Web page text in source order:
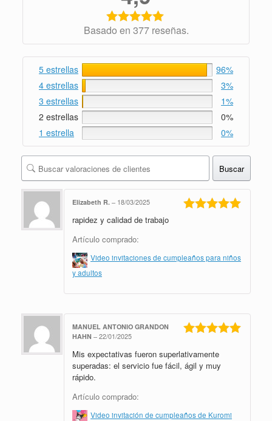
Basado en 377 reseñas.
5 estrellas
96%
4 estrellas
3%
3 estrellas
1%
2 estrellas
0%
1 estrella
0%
Buscar
Elizabeth R. – 18/03/2025
rapidez y calidad de trabajo
Artículo comprado:
Video invitaciones de cumpleaños para niños
y adultos
5de 5
MANUEL ANTONIO GRANDON
HAHN – 22/01/2025
Mis expectativas fueron superlativamente
superadas: el servicio fue fácil, ágil y muy
rápido.
Artículo comprado:
Video invitación de cumpleaños de Kuromi